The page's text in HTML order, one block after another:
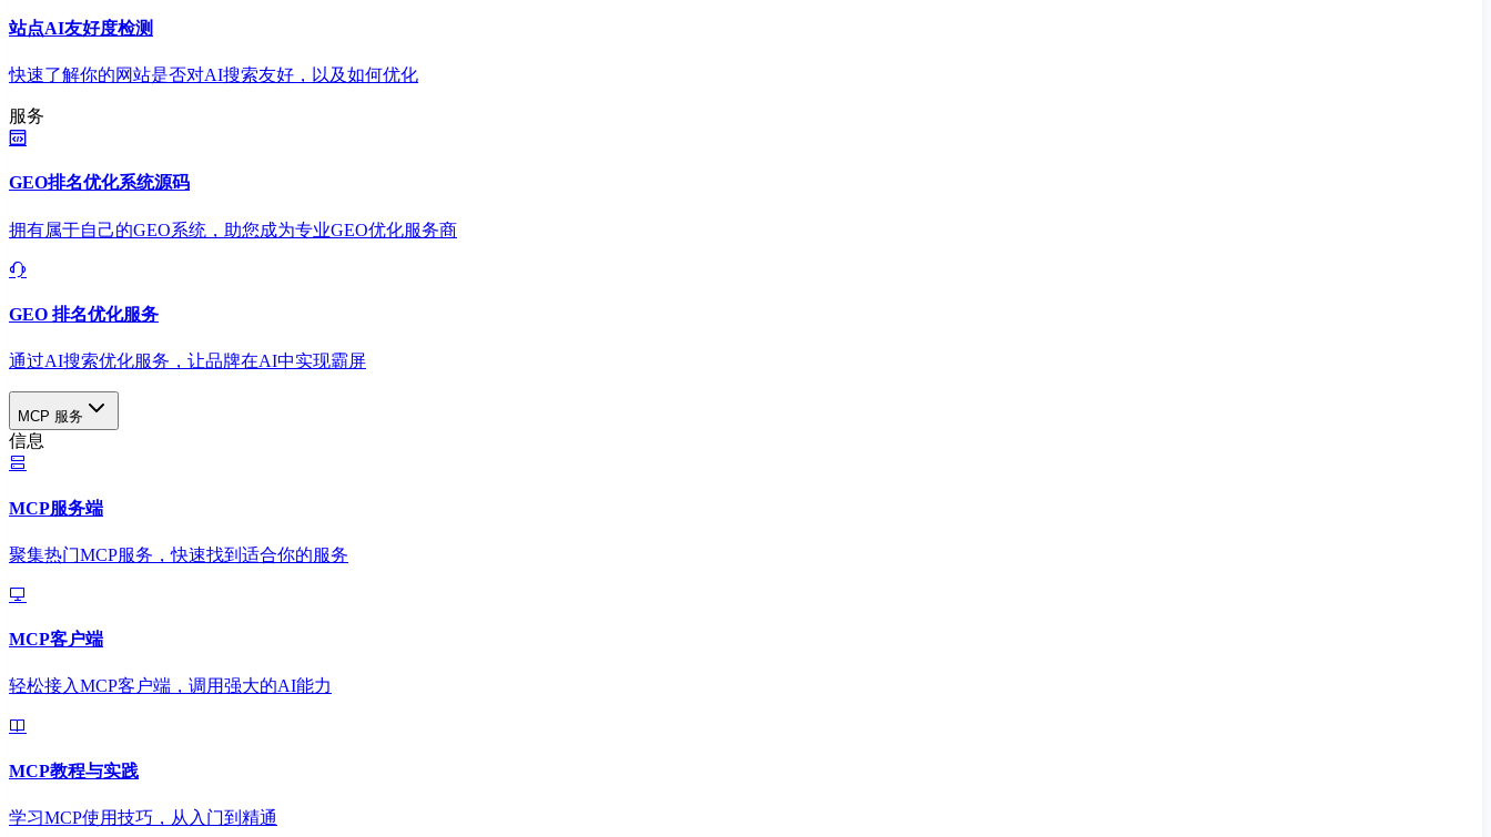
站点AI友好度检测
快速了解你的网站是否对AI搜索友好，以及如何优化
服务
GEO排名优化系统源码
拥有属于自己的GEO系统，助您成为专业GEO优化服务商
GEO 排名优化服务
通过AI搜索优化服务，让品牌在AI中实现霸屏
MCP 服务
信息
MCP服务端
聚集热门MCP服务，快速找到适合你的服务
MCP客户端
轻松接入MCP客户端，调用强大的AI能力
MCP教程与实践
学习MCP使用技巧，从入门到精通